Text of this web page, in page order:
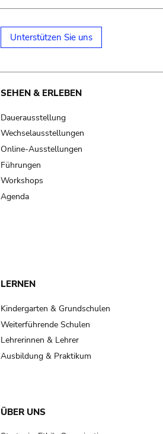
Unterstützen Sie uns
SEHEN & ERLEBEN
Dauerausstellung
Wechselausstellungen
Online-Ausstellungen
Führungen
Workshops
Agenda
LERNEN
Kindergarten & Grundschulen
Weiterführende Schulen
Lehrerinnen & Lehrer
Ausbildung & Praktikum
ÜBER UNS